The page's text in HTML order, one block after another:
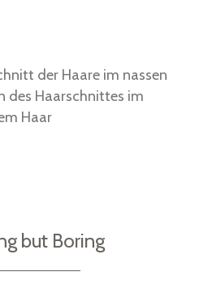
der Haare im nassen
des Haarschnittes im
Haar
but Boring